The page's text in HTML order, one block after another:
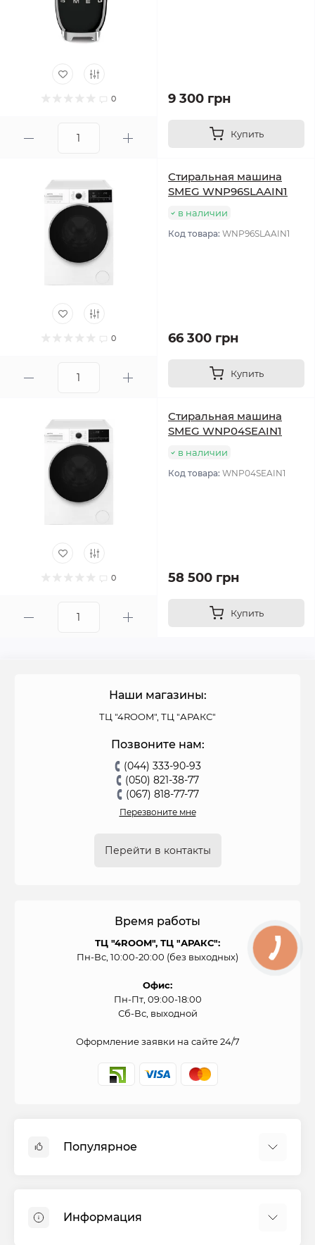
0 9 300 грн
Купить
0
Стиральная машина
SMEG WNP96SLAAIN1
в наличии
Код товара: WNP96SLAAIN1
66 300 грн
Купить
0
Стиральная машина
SMEG WNP04SEAIN1
в наличии
Код товара: WNP04SEAIN1
58 500 грн
Купить
Наши магазины:
ТЦ "4ROOM", ТЦ "АРАКС"
Позвоните нам:
(044) 333-90-93
(050) 821-38-77
(067) 818-77-77
Перезвоните мне
Перейти в контакты
Время работы
ТЦ "4ROOM", ТЦ "АРАКС":
Пн-Вс, 10:00-20:00 (без выходных)
Офис:
Пн-Пт, 09:00-18:00
Сб-Вс, выходной
Оформление заявки на сайте 24/7
Популярное
Варочные панели
Информация